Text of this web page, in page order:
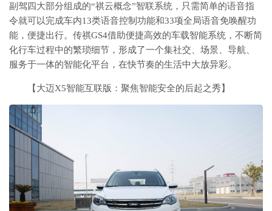
副驾四⼤部分组成的“祺云概念”智联系统，只需简单的语音指
令就可以完成车内13类语音控制功能和33项全局语音免唤醒功
能，便捷出行。传祺GS4借助便捷高效的车载智能系统，不断简
化行车过程中的繁琐细节，形成了一个集社交、场景、导航、
服务于一体的智能化平台，在快节奏的生活中大放异彩。
【大迈X5智能互联版：聚焦智能安全的后起之秀】